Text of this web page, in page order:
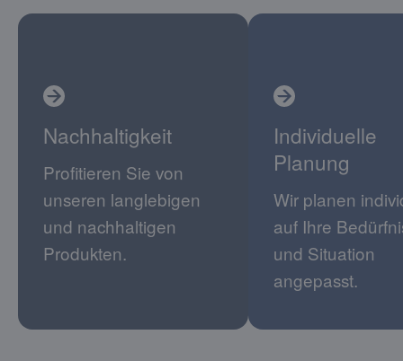
Nachhaltigkeit
Profitieren Sie von
unseren langlebigen
und nachhaltigen
Produkten.
Individuelle
Planung
Wir planen
auf Ihre
und Situation
angepasst.